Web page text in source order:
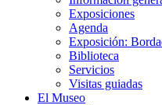
Exposiciones
Agenda
Exposición:
Biblioteca
Servicios
Visitas guiadas
El Museo